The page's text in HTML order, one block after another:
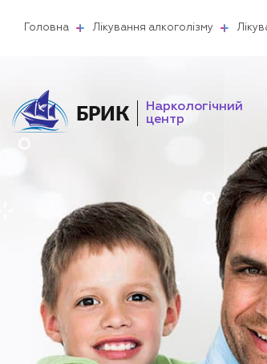
Головна Лікування алкоголізму
БРИК
Наркологічний
центр